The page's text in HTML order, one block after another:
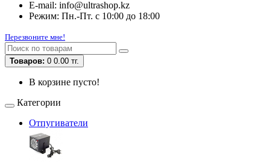
E-mail: info@ultrashop.kz
Режим: Пн.-Пт. с 10:00 до 18:00
Перезвоните мне!
Товаров: 0 0.00 тг.
В корзине пусто!
Категории
Отпугиватели